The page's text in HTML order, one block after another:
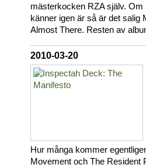
mästerkocken RZA själv.
känner igen är så är det salig
Almost There. Resten av
2010-03-20
Hur många kommer
Movement och The Resident